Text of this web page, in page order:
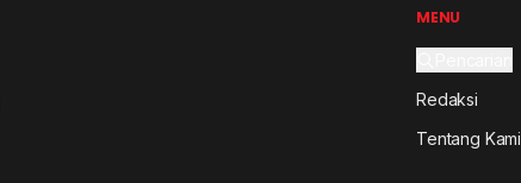
MENU
Redaksi
Tentang Kami